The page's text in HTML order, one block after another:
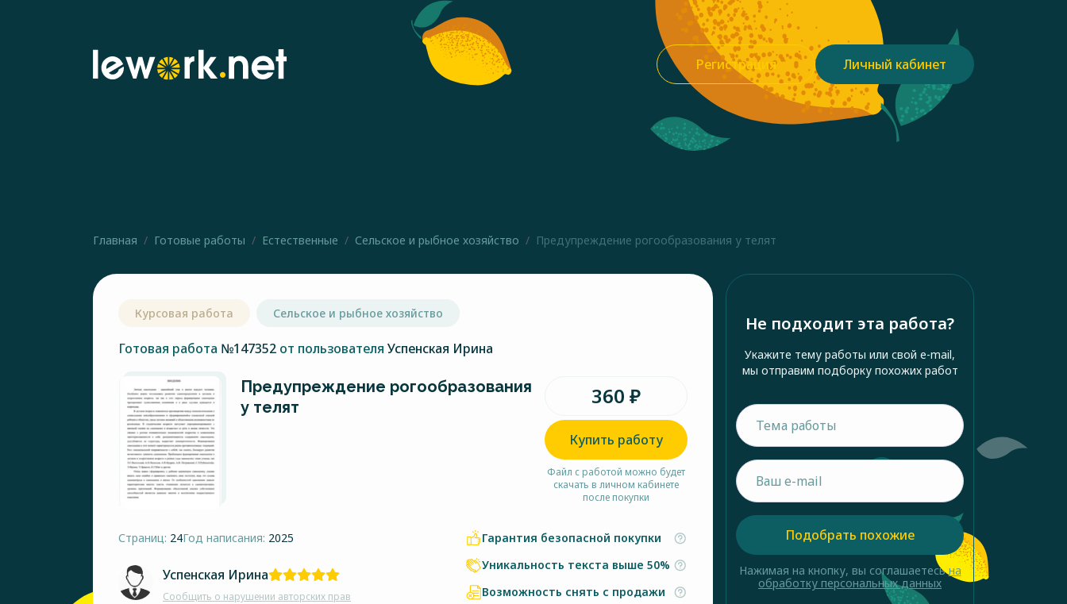
Регистрация Личный кабинет
Главная Готовые работы Естественные Сельское и рыбное хозяйство Предупреждение рогообразования у телят
Курсовая работа Сельское и рыбное хозяйство
Готовая работа №147352 от пользователя Успенская Ирина
Предупреждение рогообразования
у телят
360 ₽
Купить работу
Файл с работой можно будет
скачать в личном кабинете
после покупки
Страниц: 24Год написания: 2025
Успенская Ирина
Сообщить о нарушении авторских прав
Гарантия безопасной покупки
Уникальность текста выше 50%
Возможность снять с продажи
Не подходит эта работа?
Укажите тему работы или свой e-mail,
мы отправим подборку похожих работ
Подобрать похожие
Нажимая на кнопку, вы соглашаетесьна
обработку персональных данных